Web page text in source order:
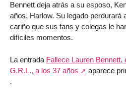
Bennett deja atrás a su esposo,
años, Harlow. Su legado perdurará
cariño que sus fans y colegas le
difíciles momentos.
La entrada Fallece Lauren
G.R.L., a los 37 años
aparece
.